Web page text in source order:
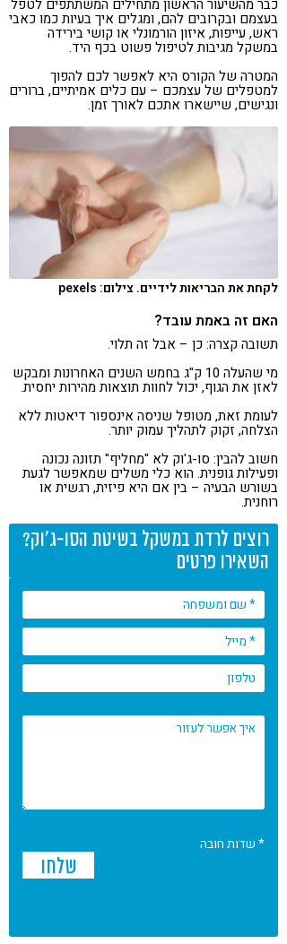
כבר מהשיעור הראשון מתחילים המשתתפים לטפל
בעצמם ובקרובים להם, ומגלים איך בעיות כמו כאבי
ראש, עייפות, איזון הורמונלי או קושי בירידה
במשקל מגיבות לטיפול פשוט בכף היד.
המטרה של הקורס היא לאפשר לכם להפוך
למטפלים של עצמכם – עם כלים אמיתיים, ברורים
ונגישים, שיישארו אתכם לאורך זמן.
לקחת את הבריאות לידיים. צילום: pexels
האם זה באמת עובד?
תשובה קצרה: כן – אבל זה תלוי.
מי שהעלה 10 ק"ג בחמש השנים האחרונות ומבקש
לאזן את הגוף, יכול לחוות תוצאות מהירות יחסית.
לעומת זאת, מטופל שניסה אינספור דיאטות ללא
הצלחה, זקוק לתהליך עמוק יותר.
חשוב להבין: סו-ג'וק לא "מחליף" תזונה נכונה
ופעילות גופנית. הוא כלי משלים שמאפשר לגעת
בשורש הבעיה – בין אם היא פיזית, רגשית או
רוחנית.
רוצים לרדת במשקל בשיטת הסו-ג'וק?
השאירו פרטים
* שדות חובה